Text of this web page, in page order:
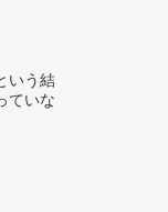
いう結
ていな